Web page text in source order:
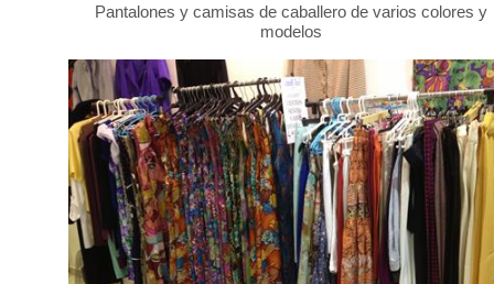
Pantalones y camisas de caballero de varios colores y
modelos